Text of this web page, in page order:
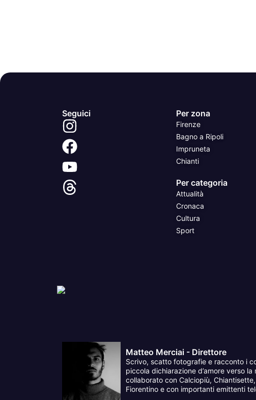
Seguici Per zona
Firenze
Bagno a Ripoli
Impruneta
Chianti
Per categoria
Attualità
Cronaca
Cultura
Sport
Matteo Merciai - Direttore
Scrivo, scatto fotografie e racconto i
piccola dichiarazione d’amore verso la
collaborato con Calciopiù,
Fiorentino e con importanti emittenti